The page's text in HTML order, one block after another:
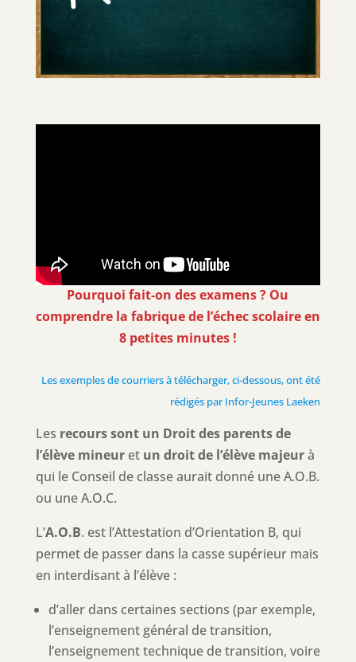
Pourquoi fait-on des examens ? Ou
comprendre la fabrique de l’échec scolaire en
8 petites minutes !
Les exemples de courriers à télécharger, ci-dessous, ont été
rédigés par Infor-Jeunes Laeken
Les recours sont un Droitdes parents de
l’élève mineuret un droit de l’élève majeurà
qui le Conseil de classe aurait donné une A.O.B.
ou une A.O.C.
L’A.O.B. est l’Attestation d’Orientation B, qui
permet de passer dans la casse supérieur mais
en interdisant à l’élève :
d’aller dans certaines sections (par exemple,
l’enseignement général de transition,
l’enseignement technique de transition, voire